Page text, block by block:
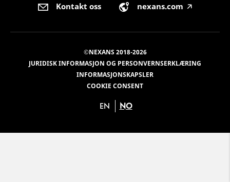
Kontakt oss nexans.com 🡥
©NEXANS 2018-2026
JURIDISK INFORMASJON OG PERSONVERNSERKLÆRING
INFORMASJONSKAPSLER
COOKIE CONSENT
EN NO